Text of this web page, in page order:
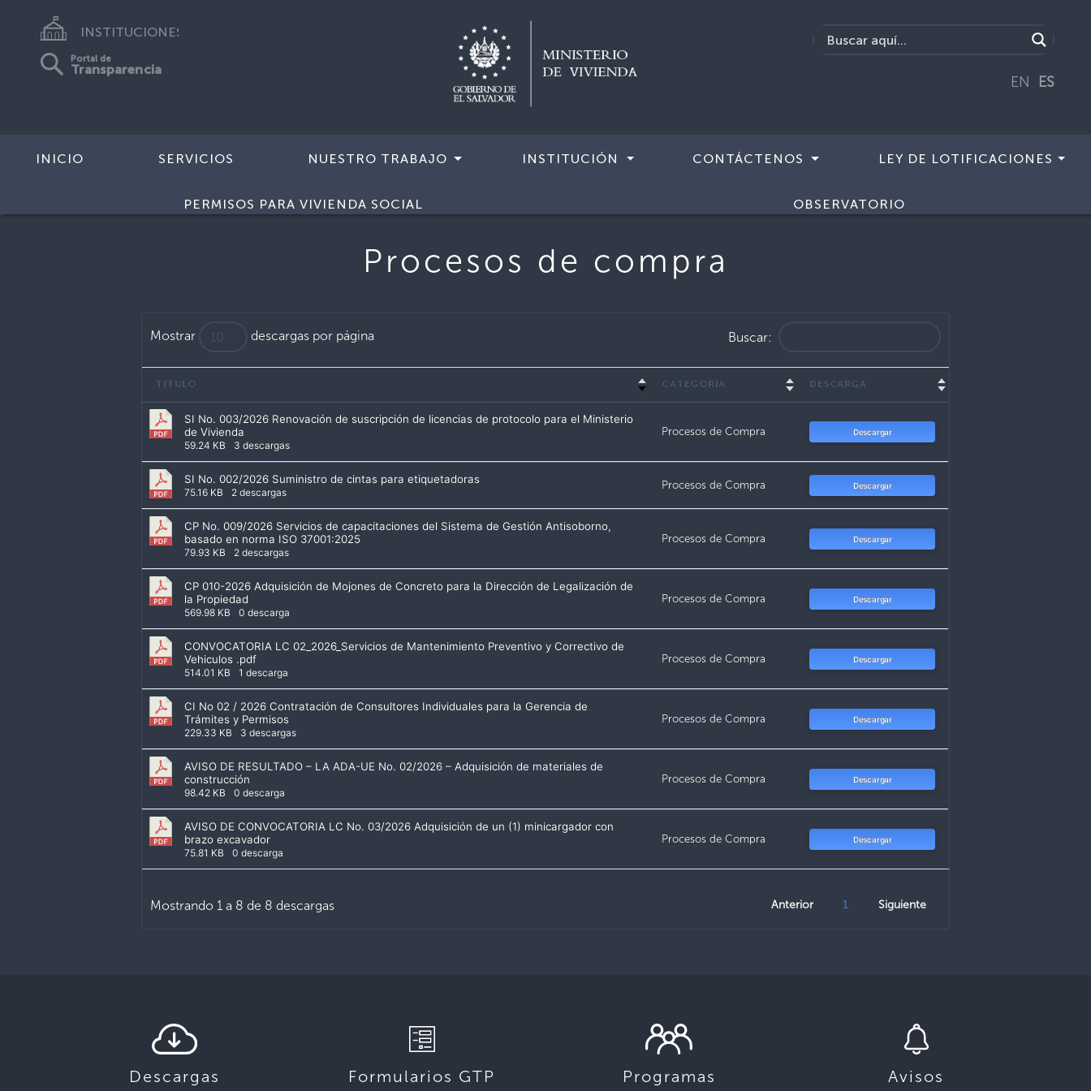
INSTITUCIONES
Portal de
Transparencia
EN ES
INICIO SERVICIOS NUESTRO TRABAJO INSTITUCIÓN CONTÁCTENOS LEY DE LOTIFICACIONES
PERMISOS PARA VIVIENDA SOCIAL OBSERVATORIO
>Procesos de compra
Procesos de compra
Mostrar descargas por página Buscar:
TITULO CATEGORÍA DESCARGA
SI No. 003/2026 Renovación de suscripción de licencias de protocolo para el Ministerio
de Vivienda
59.24 KB 3 descargas
Procesos de Compra Descargar
SI No. 002/2026 Suministro de cintas para etiquetadoras
75.16 KB 2 descargas
Procesos de Compra Descargar
CP No. 009/2026 Servicios de capacitaciones del Sistema de Gestión Antisoborno,
basado en norma ISO 37001:2025
79.93 KB 2 descargas
Procesos de Compra Descargar
CP 010-2026 Adquisición de Mojones de Concreto para la Dirección de Legalización de
la Propiedad
569.98 KB 0 descarga
Procesos de Compra Descargar
CONVOCATORIA LC 02_2026_Servicios de Mantenimiento Preventivo y Correctivo de
Vehiculos .pdf
514.01 KB 1 descarga
Procesos de Compra Descargar
CI No 02 / 2026 Contratación de Consultores Individuales para la Gerencia de
Trámites y Permisos
229.33 KB 3 descargas
Procesos de Compra Descargar
AVISO DE RESULTADO – LA ADA-UE No. 02/2026 – Adquisición de materiales de
construcción
98.42 KB 0 descarga
Procesos de Compra Descargar
AVISO DE CONVOCATORIA LC No. 03/2026 Adquisición de un (1) minicargador con
brazo excavador
75.81 KB 0 descarga
Procesos de Compra Descargar
Mostrando 1 a 8 de 8 descargas Anterior 1 Siguiente
Descargas Formularios GTP Programas Avisos